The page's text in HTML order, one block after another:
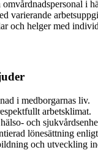
i
varierande
och helger med
i medborgarnas liv.
arbetsklimat.
och
lönesättning
och utveckling